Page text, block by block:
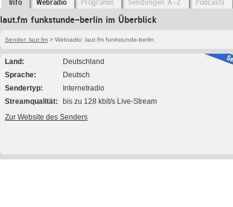
Info Webradio Programm Sendungen A-Z Podcasts
laut.fm funkstunde-berlin im Überblick
Sender: laut.fm > Webradio: laut.fm funkstunde-berlin
Land
Deutschland
Sprache
Deutsch
Sendertyp
Internetradio
Streamqualität
bis zu 128 kbit/s Live-Stream
Zur Website des Senders